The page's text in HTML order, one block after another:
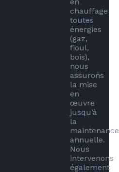
chauffage
toutes
énergies
(gaz,
fioul,
bois),
nous
assurons
la mise
en
œuvre
jusqu’à
la
maintenance
annuelle.
Nous
intervenons
également